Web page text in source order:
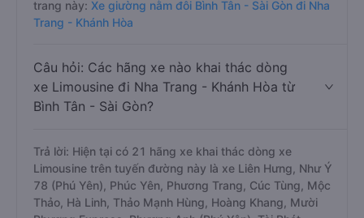
trang này: Xe giường nằm đôi Bình Tân - Sài Gòn đi Nha
Trang - Khánh Hòa
Câu hỏi: Các hãng xe nào khai thác dòng
xe Limousine đi Nha Trang - Khánh Hòa từ
Bình Tân - Sài Gòn?
Trả lời: Hiện tại có 21 hãng xe khai thác dòng xe
Limousine trên tuyến đường này là xe Liên Hưng, Như Ý
78 (Phú Yên), Phúc Yên, Phương Trang, Cúc Tùng, Mộc
Thảo, Hà Linh, Thảo Mạnh Hùng, Hoàng Khang, Mười